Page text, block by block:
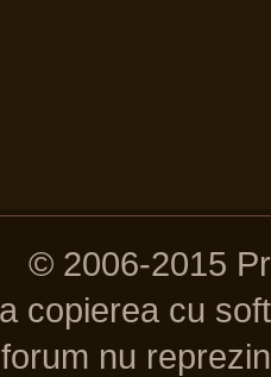
© 2006-2015
copierea cu
nu